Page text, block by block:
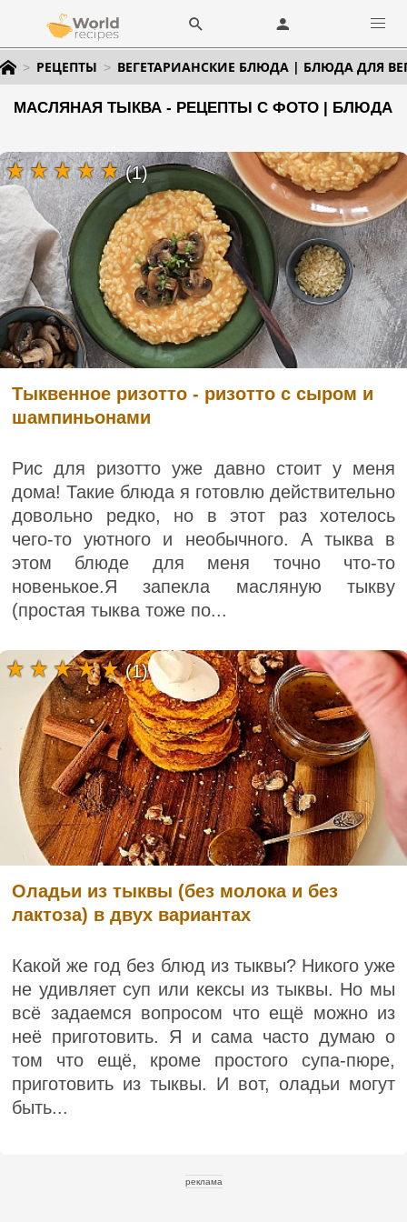
РЕЦЕПТЫ ВЕГЕТАРИАНСКИЕ БЛЮДА | БЛЮДА ДЛЯ
МАСЛЯНАЯ ТЫКВА - РЕЦЕПТЫ С ФОТО | БЛЮДА
Тыквенное ризотто - ризотто с сыром и
шампиньонами
Рис для ризотто уже давно стоит у меня
дома! Такие блюда я готовлю действительно
довольно редко, но в этот раз хотелось
чего-то уютного и необычного. А тыква в
этом блюде для меня точно что-то
новенькое.Я запекла масляную тыкву
(простая тыква тоже по...
(1)
Оладьи из тыквы (без молока и без
лактоза) в двух вариантах
Какой же год без блюд из тыквы? Никого уже
не удивляет суп или кексы из тыквы. Но мы
всё задаемся вопросом что ещё можно из
неё приготовить. Я и сама часто думаю о
том что ещё, кроме простого супа-пюре,
приготовить из тыквы. И вот, оладьи могут
быть...
(1)
реклама